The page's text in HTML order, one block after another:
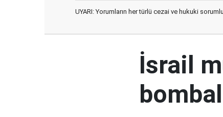
UYARI: Yorumların her türlü cezai ve hukuki
İsrail